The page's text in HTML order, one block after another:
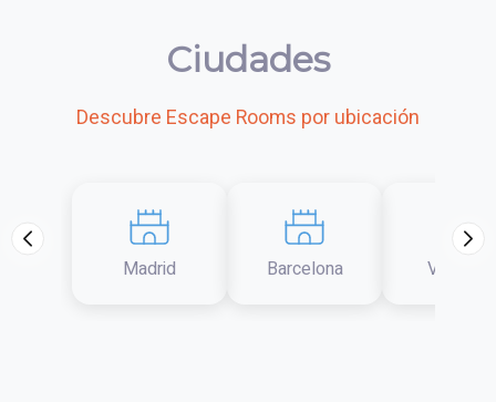
Ciudades
Descubre Escape Rooms por ubicación
Madrid Barcelona Valencia